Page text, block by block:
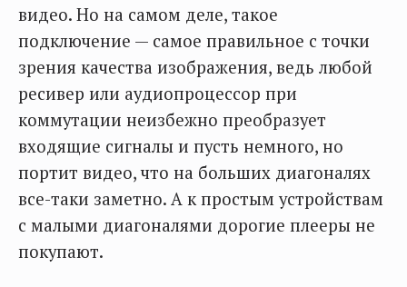
видео. Но на самом деле, такое
подключение — самое правильное с точки
зрения качества изображения, ведь любой
ресивер или аудиопроцессор при
коммутации неизбежно преобразует
входящие сигналы и пусть немного, но
портит видео, что на больших диагоналях
все-таки заметно. А к простым устройствам
с малыми диагоналями дорогие плееры не
покупают.